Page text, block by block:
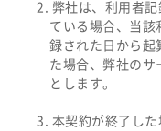
弊社は、利用者
ている場合、当該
録された日から起
た場合、弊社のサ
とします。
本契約が終了し